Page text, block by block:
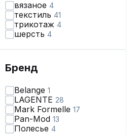
вязаное 4
текстиль 41
трикотаж 4
шерсть 4
Бренд
Belange 1
LAGENTE 28
Mark Formelle 17
Pan-Mod 13
Полесье 4